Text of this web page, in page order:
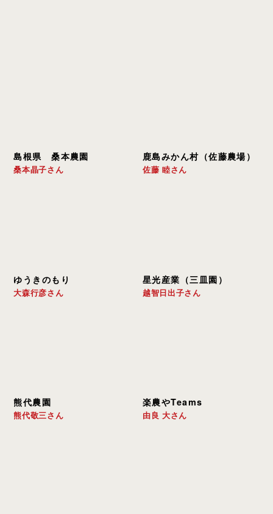
島根県　桑本農園
桑本晶子さん
鹿島みかん村（佐藤農場）
佐藤 睦さん
ゆうきのもり
大森行彦さん
星光産業（三皿園）
越智日出子さん
熊代農園
熊代敬三さん
楽農やTeams
由良 大さん